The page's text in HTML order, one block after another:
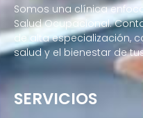
Somos una clínica
Salud Ocupacional.
de alta especialización,
salud y el bienestar de
SERVICIOS